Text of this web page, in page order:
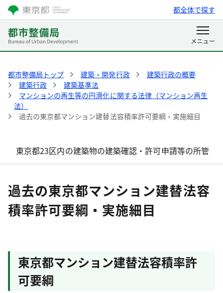
都全体で探す
都市整備局トップ 建築・開発行政
建築行政の概要
建築行政
建築基準法
マンションの再生等の円滑化に関する法律（マンション再生
法）
過去の東京都マンション建替法容積率許可要綱・実施細目
東京都23区内の建築物の建築確認・許可申請等の所管
過去の東京都マンション建替法容
積率許可要綱・実施細目
東京都マンション建替法容積率許
可要綱